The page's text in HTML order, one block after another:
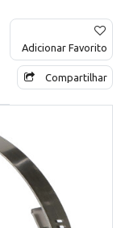
Adicionar Favorito
Compartilhar